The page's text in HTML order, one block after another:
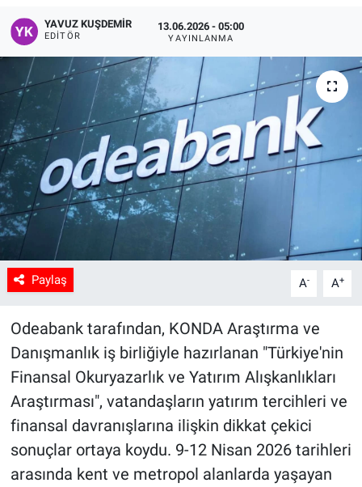
YAVUZ KUŞDEMIR
EDITÖR
13.06.2026 - 05:00
YAYINLANMA
Paylaş A- A+
Odeabank tarafından, KONDA Araştırma ve
Danışmanlık iş birliğiyle hazırlanan "Türkiye'nin
Finansal Okuryazarlık ve Yatırım Alışkanlıkları
Araştırması", vatandaşların yatırım tercihleri ve
finansal davranışlarına ilişkin dikkat çekici
sonuçlar ortaya koydu. 9-12 Nisan 2026 tarihleri
arasında kent ve metropol alanlarda yaşayan